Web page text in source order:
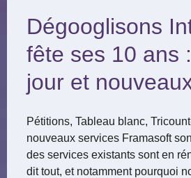
Dégooglisons
fête ses 10 ans
jour et
Pétitions, Tableau blanc,
nouveaux services Framasoft
des services existants sont en
dit tout, et notamment pourquoi